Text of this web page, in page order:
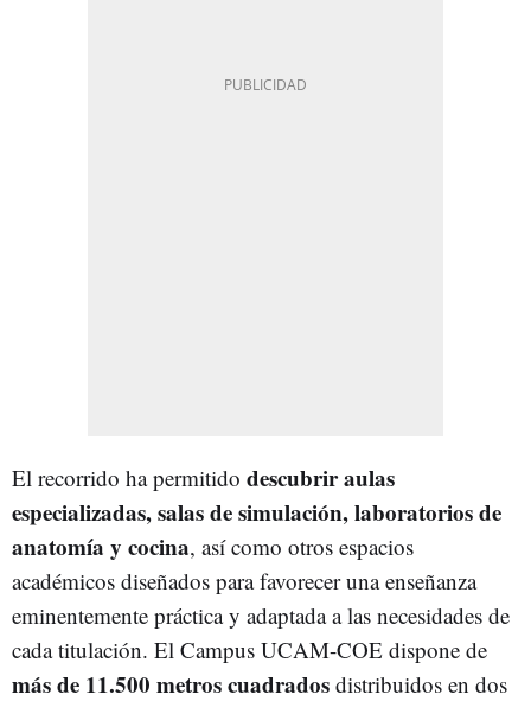
El recorrido ha permitido descubrir aulas
especializadas, salas de simulación, laboratorios de
anatomía y cocina, así como otros espacios
académicos diseñados para favorecer una enseñanza
eminentemente práctica y adaptada a las necesidades de
cada titulación. El Campus UCAM-COE dispone de
más de 11.500 metros cuadrados distribuidos en dos